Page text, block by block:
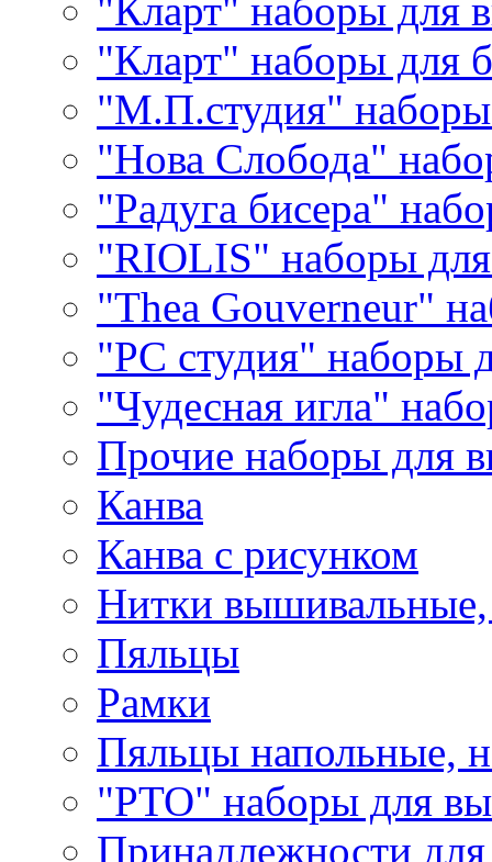
"Кларт" наборы для
"Кларт" наборы для
"М.П.студия"
"Нова Слобода"
"Радуга бисера"
"RIOLIS" наборы
"Thea Gouverneur"
"РС студия" наборы
"Чудесная игла"
Прочие наборы для
Канва
Канва с рисунком
Нитки
Пяльцы
Рамки
Пяльцы напольные,
"РТО" наборы для
Принадлежности